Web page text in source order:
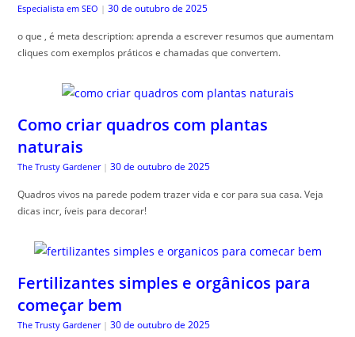
Especialista em SEO | 30 de outubro de 2025
o que , é meta description: aprenda a escrever resumos que aumentam
cliques com exemplos práticos e chamadas que convertem.
Como criar quadros com plantas
naturais
The Trusty Gardener | 30 de outubro de 2025
Quadros vivos na parede podem trazer vida e cor para sua casa. Veja
dicas incr, íveis para decorar!
Fertilizantes simples e orgânicos para
começar bem
The Trusty Gardener | 30 de outubro de 2025